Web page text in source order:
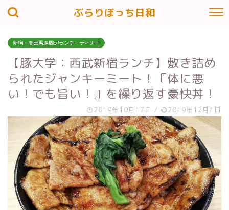
ぶらりぼっち日和
新宿・高田馬場周辺ランチ・ディナー
【豚大学：西武新宿ランチ】敷き詰め
られたジャンキーミート！『体に悪
い！でも旨い！』を繰り返す豪快丼！
2019年10月17日 / 2019年12月1日